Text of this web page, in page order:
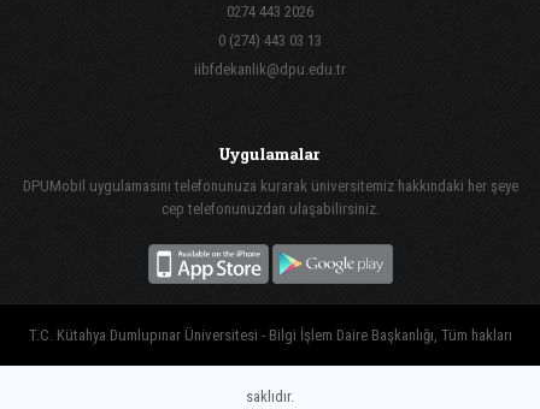
0274 443 2026
0 (274) 443 03 13
iibfdekanlik@dpu.edu.tr
Uygulamalar
DPUMobil uygulamasını telefonunuza kurarak üniversitemiz hakkındaki her şeye
cep telefonunuzdan ulaşabilirsiniz.
T.C. Kütahya Dumlupınar Üniversitesi - Bilgi İşlem Daire Başkanlığı, Tüm hakları
saklıdır.